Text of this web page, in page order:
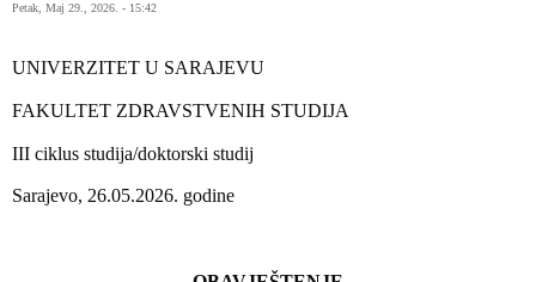
Petak, Maj 29., 2026. - 15:42
UNIVERZITET U SARAJEVU
FAKULTET ZDRAVSTVENIH STUDIJA
III ciklus studija/doktorski studij
Sarajevo, 26.05.2026. godine